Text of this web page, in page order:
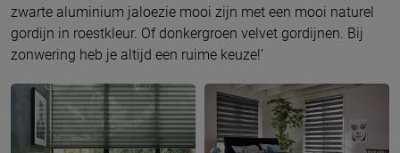
zwarte aluminium jaloezie mooi zijn met een mooi naturel
gordijn in roestkleur. Of donkergroen velvet gordijnen. Bij
zonwering heb je altijd een ruime keuze!’